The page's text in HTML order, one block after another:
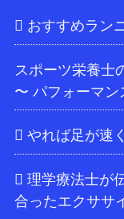
おすすめラン
スポーツ栄養士
〜 パフォーマ
やれば足が速
理学療法士が
合ったエクササ